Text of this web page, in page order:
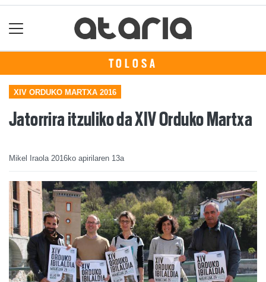
TOLOSA
XIV ORDUKO MARTXA 2016
Jatorrira itzuliko da XIV Orduko Martxa
Mikel Iraola 2016ko apirilaren 13a